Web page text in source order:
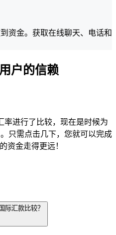
资金。获取在线聊天、电话和
户的信赖
进行了比较，现在是时候为
只需点击几下，您就可以完成
资金走得更远！
际汇款比较？